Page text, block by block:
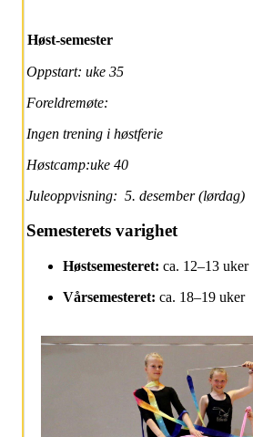
Høst-semester
Oppstart: uke 35
Foreldremøte:
Ingen trening i høstferie
Høstcamp:uke 40
Juleoppvisning: 5. desember (lørdag)
Semesterets varighet
Høstsemesteret: ca. 12–13 uker
Vårsemesteret: ca. 18–19 uker